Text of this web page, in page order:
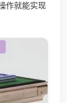
作就能实现